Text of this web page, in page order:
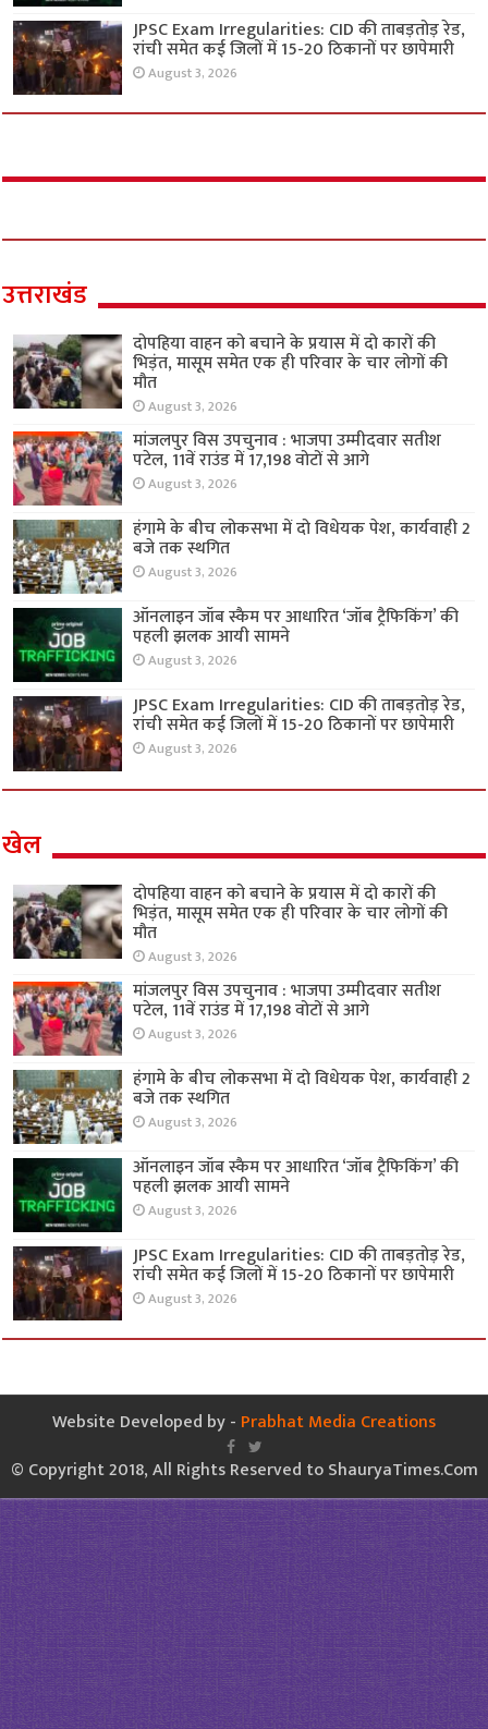
JPSC Exam Irregularities: CID की ताबड़तोड़ रेड,
रांची समेत कई जिलों में 15-20 ठिकानों पर छापेमारी
August 3, 2026
उत्तराखंड
दोपहिया वाहन को बचाने के प्रयास में दो कारों की
भिड़ंत, मासूम समेत एक ही परिवार के चार लोगों की
मौत
August 3, 2026
मांजलपुर विस उपचुनाव : भाजपा उम्मीदवार सतीश
पटेल, 11वें राउंड में 17,198 वोटों से आगे
August 3, 2026
हंगामे के बीच लोकसभा में दो विधेयक पेश, कार्यवाही 2
बजे तक स्थगित
August 3, 2026
ऑनलाइन जॉब स्कैम पर आधारित ‘जॉब ट्रैफिकिंग’ की
पहली झलक आयी सामने
August 3, 2026
JPSC Exam Irregularities: CID की ताबड़तोड़ रेड,
रांची समेत कई जिलों में 15-20 ठिकानों पर छापेमारी
August 3, 2026
खेल
दोपहिया वाहन को बचाने के प्रयास में दो कारों की
भिड़ंत, मासूम समेत एक ही परिवार के चार लोगों की
मौत
August 3, 2026
मांजलपुर विस उपचुनाव : भाजपा उम्मीदवार सतीश
पटेल, 11वें राउंड में 17,198 वोटों से आगे
August 3, 2026
हंगामे के बीच लोकसभा में दो विधेयक पेश, कार्यवाही 2
बजे तक स्थगित
August 3, 2026
ऑनलाइन जॉब स्कैम पर आधारित ‘जॉब ट्रैफिकिंग’ की
पहली झलक आयी सामने
August 3, 2026
JPSC Exam Irregularities: CID की ताबड़तोड़ रेड,
रांची समेत कई जिलों में 15-20 ठिकानों पर छापेमारी
August 3, 2026
Website Developed by - Prabhat Media Creations
© Copyright 2018, All Rights Reserved to ShauryaTimes.Com